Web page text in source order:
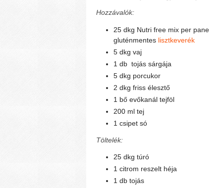
Hozzávalók:
25 dkg Nutri free mix per pane
gluténmentes lisztkeverék
5 dkg vaj
1 db tojás sárgája
5 dkg porcukor
2 dkg friss élesztő
1 bő evőkanál tejföl
200 ml tej
1 csipet só
Töltelék:
25 dkg túró
1 citrom reszelt héja
1 db tojás